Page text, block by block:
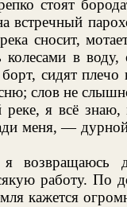
стоят
встречный
сносит,
в воду,
сидят
слов не
я всё знаю,
меня, —
возвращаюсь
работу. По
кажется